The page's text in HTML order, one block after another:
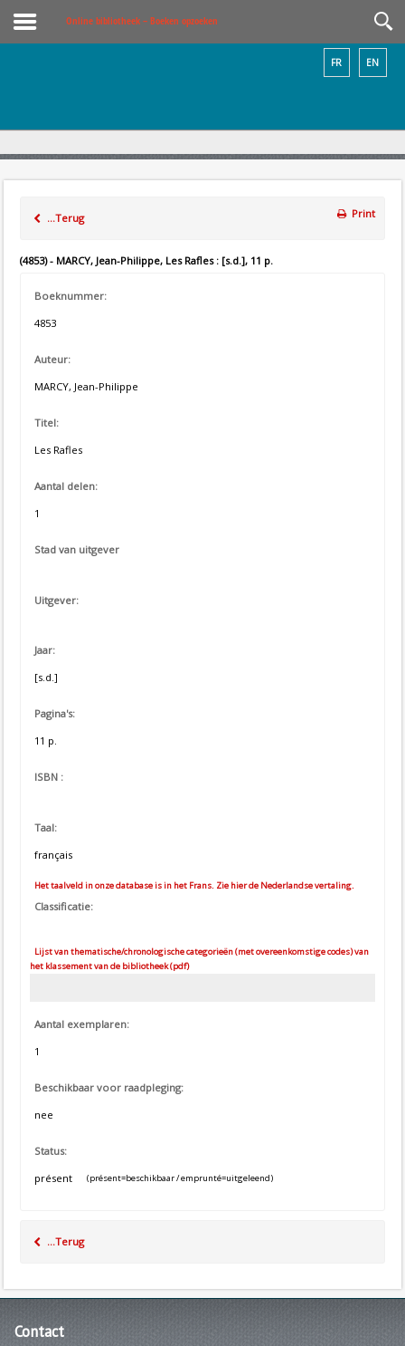
Online bibliotheek – Boeken opzoeken
EN
FR
...Terug Print
(4853) - MARCY, Jean-Philippe, Les Rafles : [s.d.], 11 p.
Boeknummer:
4853
Auteur:
MARCY, Jean-Philippe
Titel:
Les Rafles
Aantal delen:
1
Stad van uitgever
Uitgever:
Jaar:
[s.d.]
Pagina's:
11 p.
ISBN :
Taal:
français
Het taalveld in onze database is in het Frans. Zie hier de Nederlandse vertaling.
Classificatie:
Lijst van thematische/chronologische categorieën (met overeenkomstige codes) van
het klassement van de bibliotheek (pdf)
Aantal exemplaren:
1
Beschikbaar voor raadpleging:
nee
Status:
présent
(présent=beschikbaar / emprunté=uitgeleend)
...Terug
Contact